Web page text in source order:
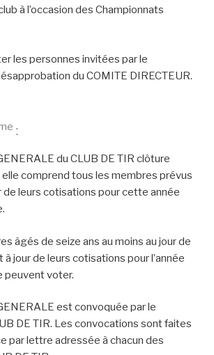
à l’occasion des Championnats
les personnes invitées par le
du COMITE DIRECTEUR.
:
du CLUB DE TIR clôture
elle comprend tous les membres prévus
de leurs cotisations pour cette année
âgés de seize ans au moins au jour de
à jour de leurs cotisations pour l’année
peuvent voter.
est convoquée par le
DE TIR. Les convocations sont faites
par lettre adressée à chacun des